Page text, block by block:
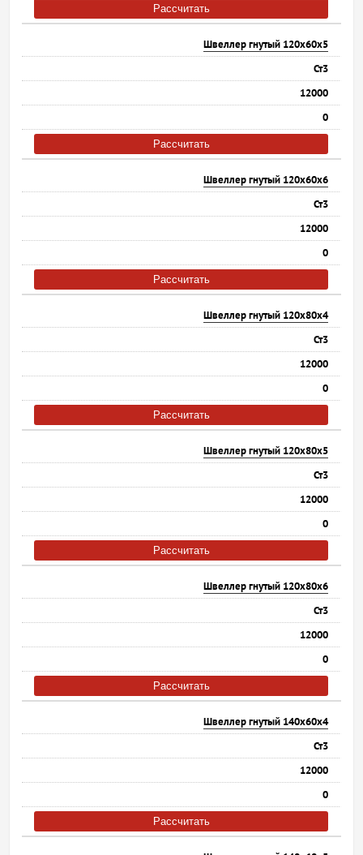
Рассчитать
Швеллер гнутый 120х60х5
Ст3
12000
0
Рассчитать
Швеллер гнутый 120х60х6
Ст3
12000
0
Рассчитать
Швеллер гнутый 120х80х4
Ст3
12000
0
Рассчитать
Швеллер гнутый 120х80х5
Ст3
12000
0
Рассчитать
Швеллер гнутый 120х80х6
Ст3
12000
0
Рассчитать
Швеллер гнутый 140х60х4
Ст3
12000
0
Рассчитать